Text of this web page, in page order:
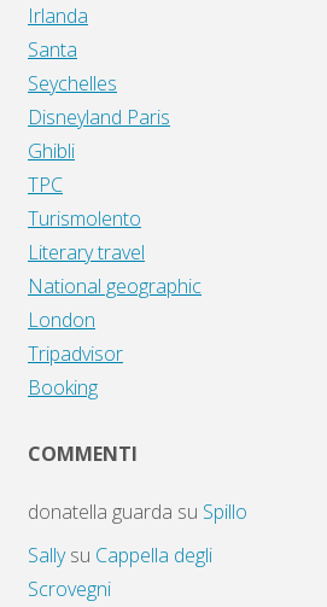
Irlanda
Santa
Seychelles
Disneyland Paris
Ghibli
TPC
Turismolento
Literary travel
National geographic
London
Tripadvisor
Booking
COMMENTI
donatella guarda su Spillo
Sallysu Cappella degli
Scrovegni